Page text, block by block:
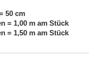
50 cm
= 1,00 m am Stück
= 1,50 m am Stück